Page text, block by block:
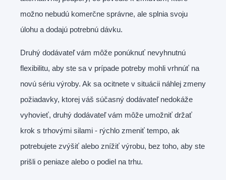
možno nebudú komerčne správne, ale splnia svoju
úlohu a dodajú potrebnú dávku.
Druhý dodávateľ vám môže ponúknuť nevyhnutnú
flexibilitu, aby ste sa v prípade potreby mohli vrhnúť na
novú sériu výroby. Ak sa ocitnete v situácii náhlej zmeny
požiadavky, ktorej váš súčasný dodávateľ nedokáže
vyhovieť, druhý dodávateľ vám môže umožniť držať
krok s trhovými silami - rýchlo zmeniť tempo, ak
potrebujete zvýšiť alebo znížiť výrobu, bez toho, aby ste
prišli o peniaze alebo o podiel na trhu.